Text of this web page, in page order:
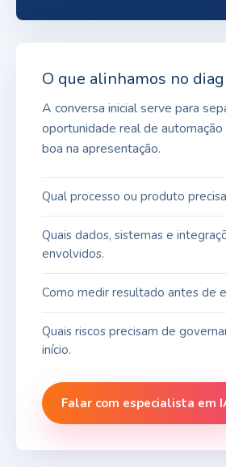
O que alinhamos no
A conversa inicial serve para
oportunidade real de
boa na apresentação.
Qual processo ou produto
Quais dados, sistemas e
envolvidos.
Como medir resultado antes de
Quais riscos precisam de
início.
Falar com especialista em